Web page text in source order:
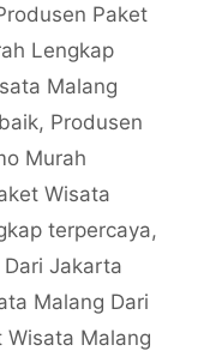
Paket
Lengkap
Malang
, Produsen
Murah
Wisata
terpercaya,
Jakarta
Malang Dari
Wisata Malang